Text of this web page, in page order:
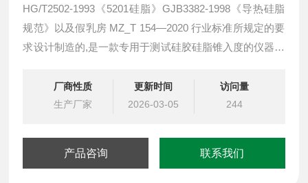
HG/T2502-1993《5201硅脂》GJB3382-1998《导热硅脂
规范》以及假乳房 MZ_T 154—2020 行业标准所规定的要
求设计制造的,是一款专用于测试硅胶硅脂锥入度的仪器。
厂商性质
生产厂家
更新时间
2026-03-05
访问量
244
产品咨询 联系我们